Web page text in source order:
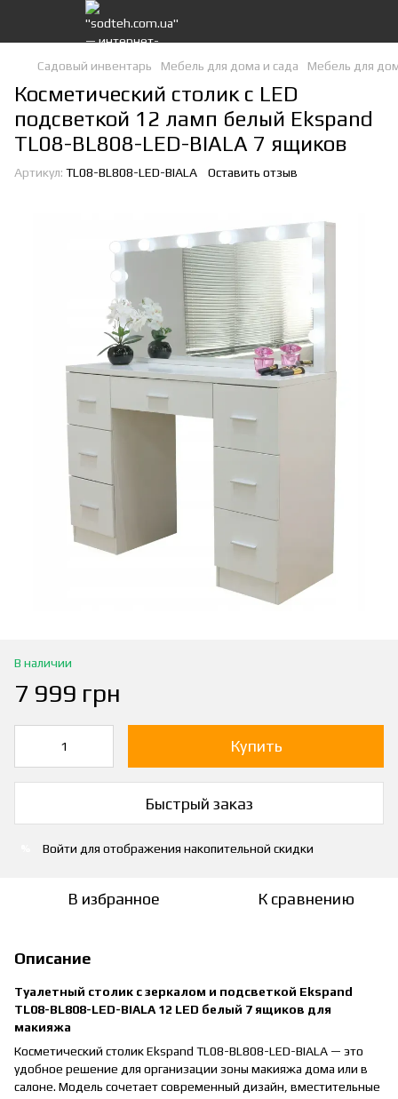
Садовый инвентарь Мебель для дома и сада Мебель для
Косметический столик с LED
подсветкой 12 ламп белый Ekspand
TL08-BL808-LED-BIALA 7 ящиков
Артикул: TL08-BL808-LED-BIALA Оставить отзыв
В наличии
7 999 грн
Купить
Быстрый заказ
Войти для отображения накопительной скидки
В избранное К сравнению
Описание
Туалетный столик с зеркалом и подсветкой Ekspand
TL08-BL808-LED-BIALA 12 LED белый 7 ящиков для
макияжа
Косметический столик Ekspand TL08-BL808-LED-BIALA — это
удобное решение для организации зоны макияжа дома или в
салоне. Модель сочетает современный дизайн, вместительные